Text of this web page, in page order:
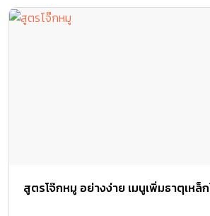
สูตรโจ๊กหมู อย่างง่าย เมนูเพิ่มธาตุเห